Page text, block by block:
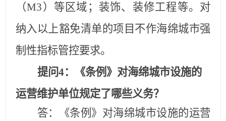
（M3）等区域；装饰、装修工程等。对
纳入以上豁免清单的项目不作海绵城市强
制性指标管控要求。
提问4：《条例》对海绵城市设施的
运营维护单位规定了哪些义务？
答：《条例》对海绵城市设施的运营